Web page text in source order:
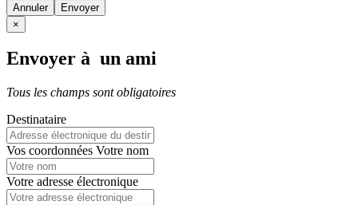
Annuler
×
Envoyer à un ami
Tous les champs sont obligatoires
Destinataire
Vos coordonnées Votre nom
Votre adresse électronique